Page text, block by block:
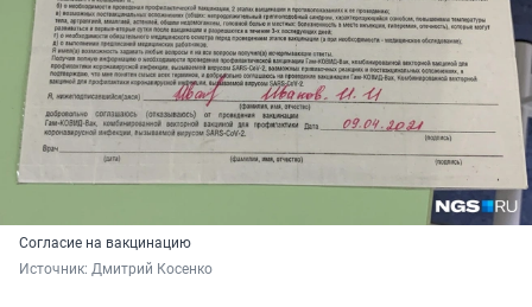
Согласие на вакцинацию
Источник: Дмитрий Косенко